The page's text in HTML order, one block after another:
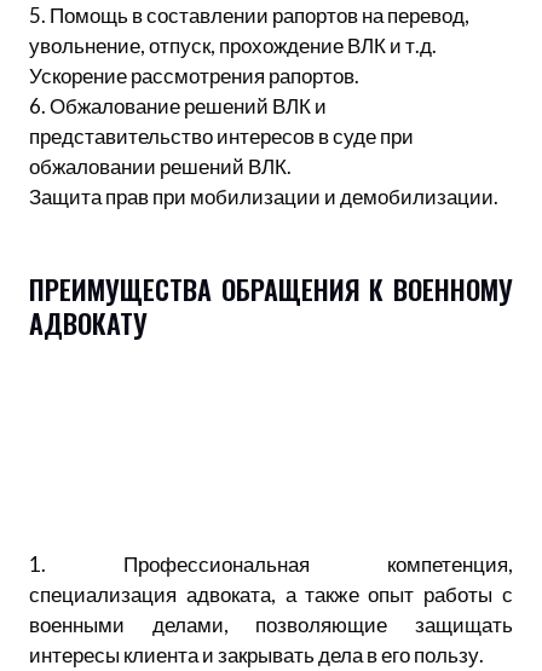
5. Помощь в составлении рапортов на перевод,
увольнение, отпуск, прохождение ВЛК и т.д.
Ускорение рассмотрения рапортов.
6. Обжалование решений ВЛК и
представительство интересов в суде при
обжаловании решений ВЛК.
Защита прав при мобилизации и демобилизации.
ПРЕИМУЩЕСТВА ОБРАЩЕНИЯ К ВОЕННОМУ
АДВОКАТУ
1. Профессиональная компетенция,
специализация адвоката, а также опыт работы с
военными делами, позволяющие защищать
интересы клиента и закрывать дела в его пользу.